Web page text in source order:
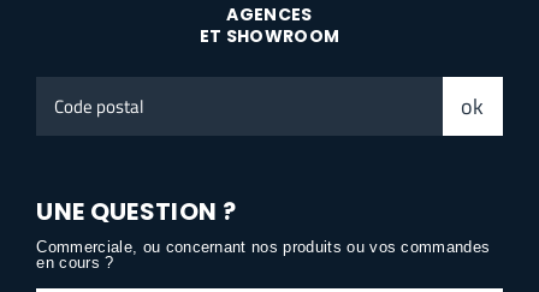
AGENCES
ET SHOWROOM
postal
ok
UNE QUESTION ?
Commerciale, ou concernant nos produits ou vos commandes
en cours ?